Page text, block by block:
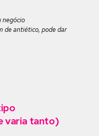
negócio
de antiético, pode dar
varia tanto)